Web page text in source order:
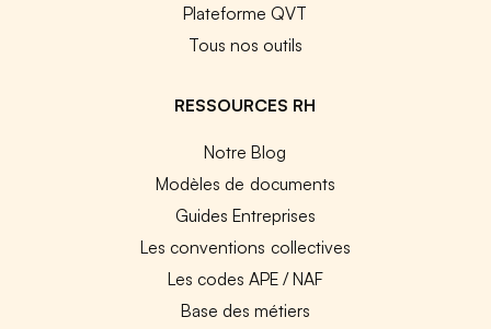
Plateforme QVT
Tous nos outils
RESSOURCES RH
Notre Blog
Modèles de documents
Guides Entreprises
Les conventions collectives
Les codes APE / NAF
Base des métiers